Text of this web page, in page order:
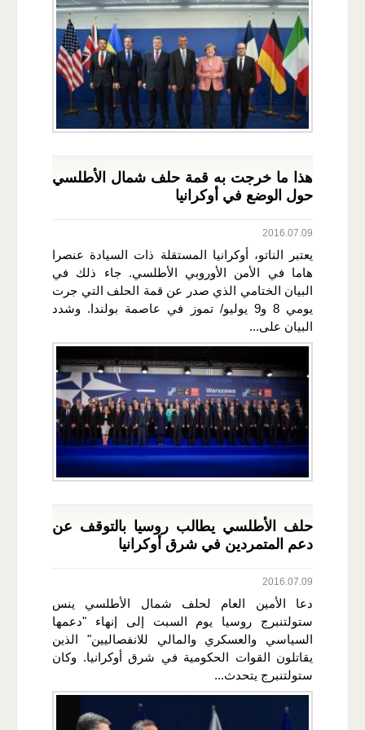
هذا ما خرجت به قمة حلف شمال الأطلسي
حول الوضع في أوكرانيا
2016.07.09
يعتبر الناتو، أوكرانيا المستقلة ذات السيادة عنصرا
هاما في الأمن الأوروبي الأطلسي. جاء ذلك في
البيان الختامي الذي صدر عن قمة الحلف التي جرت
يومي 8 و9 يوليو/ تموز في عاصمة بولندا. وشدد
البيان على...
حلف الأطلسي يطالب روسيا بالتوقف عن
دعم المتمردين في شرق أوكرانيا
2016.07.09
دعا الأمين العام لحلف شمال الأطلسي ينس
ستولتنبرج روسيا يوم السبت إلى إنهاء "دعمها
السياسي والعسكري والمالي للانفصاليين" الذين
يقاتلون القوات الحكومية في شرق أوكرانيا. وكان
ستولتنبرج يتحدث...